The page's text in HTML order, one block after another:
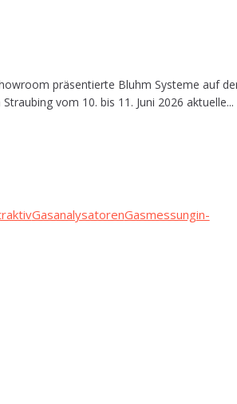
präsentierte Bluhm Systeme auf
vom 10. bis 11. Juni 2026 aktuelle...
GasanalysatorenGasmessungin-